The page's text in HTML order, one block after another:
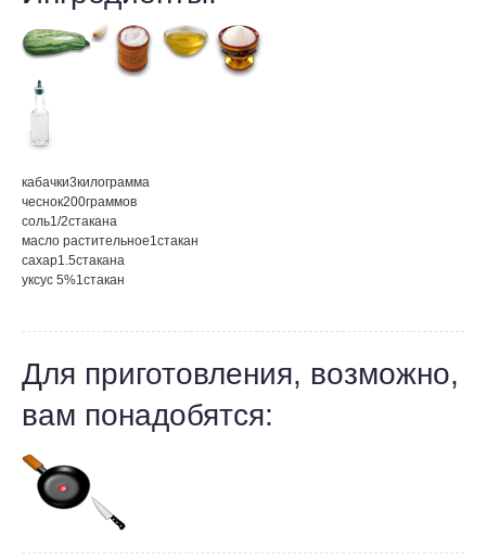
кабачки3килограмма
чеснок200граммов
соль1/2стакана
масло растительное1стакан
сахар1.5стакана
уксус 5%1стакан
Для приготовления, возможно,
вам понадобятся: